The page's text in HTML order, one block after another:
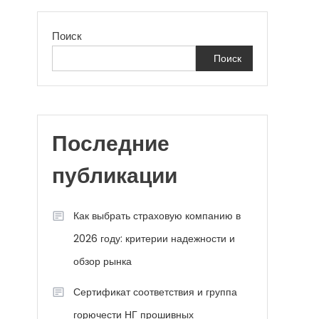
Поиск
Поиск
Последние
публикации
Как выбрать страховую компанию в
2026 году: критерии надежности и
обзор рынка
Сертификат соответствия и группа
горючести НГ прошивных